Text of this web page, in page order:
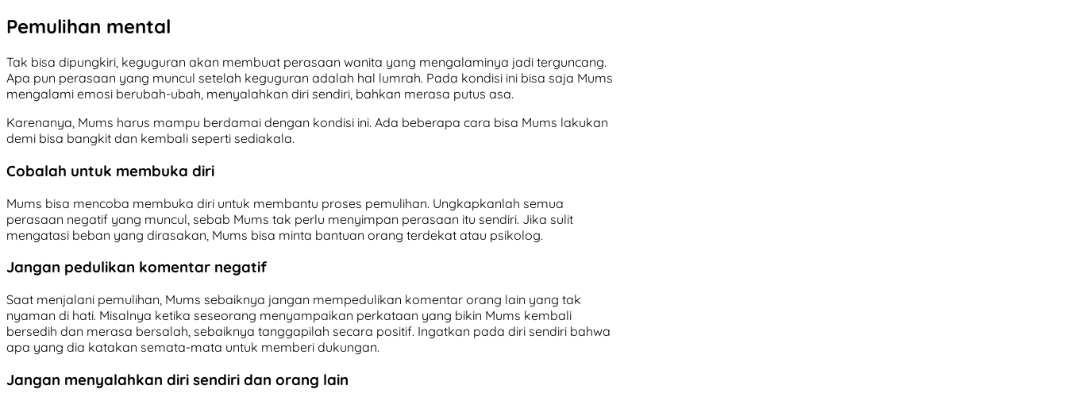
Pemulihan mental
Tak bisa dipungkiri, keguguran akan membuat perasaan wanita yang mengalaminya jadi terguncang.
Apa pun perasaan yang muncul setelah keguguran adalah hal lumrah. Pada kondisi ini bisa saja Mums
mengalami emosi berubah-ubah, menyalahkan diri sendiri, bahkan merasa putus asa.
Karenanya, Mums harus mampu berdamai dengan kondisi ini. Ada beberapa cara bisa Mums lakukan
demi bisa bangkit dan kembali seperti sediakala.
Cobalah untuk membuka diri
Mums bisa mencoba membuka diri untuk membantu proses pemulihan. Ungkapkanlah semua
perasaan negatif yang muncul, sebab Mums tak perlu menyimpan perasaan itu sendiri. Jika sulit
mengatasi beban yang dirasakan, Mums bisa minta bantuan orang terdekat atau psikolog.
Jangan pedulikan komentar negatif
Saat menjalani pemulihan, Mums sebaiknya jangan mempedulikan komentar orang lain yang tak
nyaman di hati. Misalnya ketika seseorang menyampaikan perkataan yang bikin Mums kembali
bersedih dan merasa bersalah, sebaiknya tanggapilah secara positif. Ingatkan pada diri sendiri bahwa
apa yang dia katakan semata-mata untuk memberi dukungan.
Jangan menyalahkan diri sendiri dan orang lain